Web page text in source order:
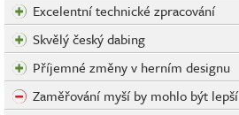
Excelentní technické zpracování
Skvělý český dabing
Příjemné změny v herním designu
Zaměřování myší by mohlo být lepší